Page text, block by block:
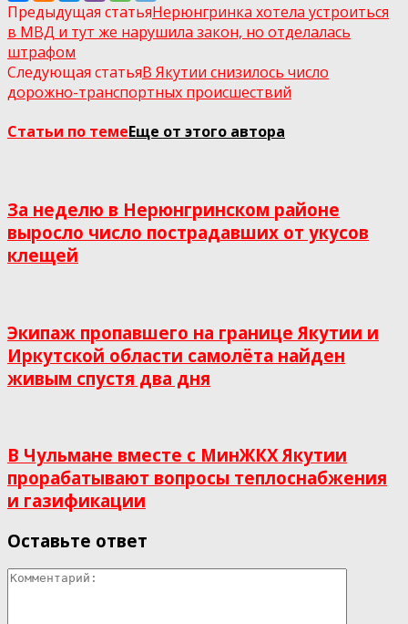
Предыдущая статьяНерюнгринка хотела устроиться
в МВД и тут же нарушила закон, но отделалась
штрафом
Следующая статьяВ Якутии снизилось число
дорожно-транспортных происшествий
Статьи по темеЕще от этого автора
За неделю в Нерюнгринском районе
выросло число пострадавших от укусов
клещей
Экипаж пропавшего на границе Якутии и
Иркутской области самолёта найден
живым спустя два дня
В Чульмане вместе с МинЖКХ Якутии
прорабатывают вопросы теплоснабжения
и газификации
Оставьте ответ